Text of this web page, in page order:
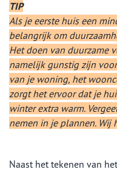
TIP
Als je eerste huis een
belangrijk om
Het doen van duurzame
namelijk gunstig zijn
van je woning, het
zorgt het ervoor dat je
winter extra warm.
nemen in je plannen. Wij
Naast het tekenen van